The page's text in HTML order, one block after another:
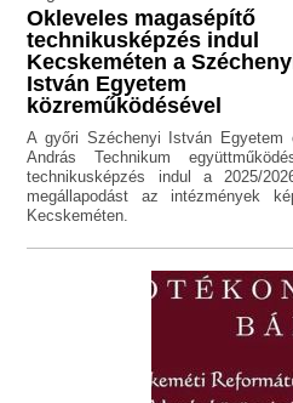
Okleveles magasépítő
technikusképzés indul
Kecskeméten a
István Egyetem
közreműködésével
A győri Széchenyi István
András Technikum
technikusképzés indul a 2025/
megállapodást az intézmények
Kecskeméten.